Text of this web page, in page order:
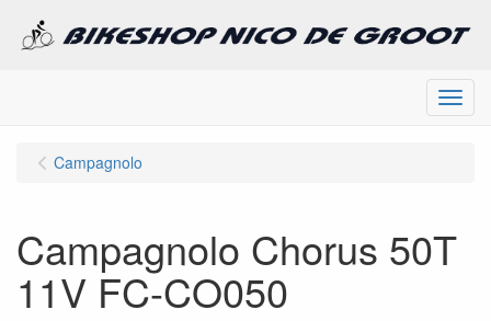
Menu
Campagnolo
Campagnolo Chorus 50T
11V FC-CO050